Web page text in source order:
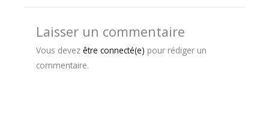
Laisser un commentaire
Vous devez être connecté(e) pour rédiger un
commentaire.